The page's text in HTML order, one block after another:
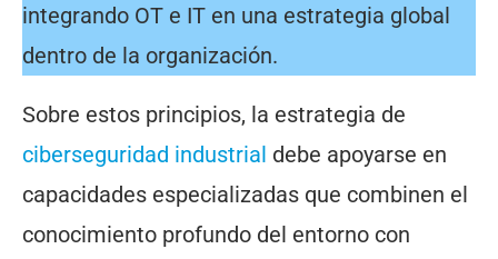
integrando OT e IT en una estrategia global
dentro de la organización.
Sobre estos principios, la estrategia de
ciberseguridad industrial debe apoyarse en
capacidades especializadas que combinen el
conocimiento profundo del entorno con